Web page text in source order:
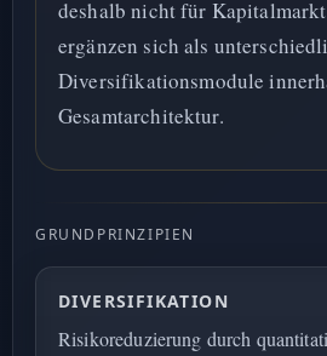
deshalb nicht für
ergänzen sich als
Diversifikationsmodule
Gesamtarchitektur.
GRUNDPRINZIPIEN
DIVERSIFIKATION
Risikoreduzierung durch